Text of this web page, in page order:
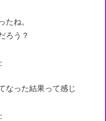
たね。
ろう？
なった結果って感じ